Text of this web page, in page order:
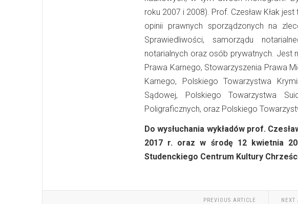
roku 2007 i 2008). Prof. Czesław Kłak
opinii prawnych sporządzonych na
Sprawiedliwości, samorządu
notarialnych oraz osób prywatnych. Jest
Prawa Karnego, Stowarzyszenia Prawa
Karnego, Polskiego Towarzystwa
Sądowej, Polskiego Towarzystwa
Poligraficznych, oraz Polskiego
Do wysłuchania wykładów prof.
2017 r. oraz w środę 12 kwietnia
Studenckiego Centrum Kultury
PREVIOUS ARTICLE NEXT